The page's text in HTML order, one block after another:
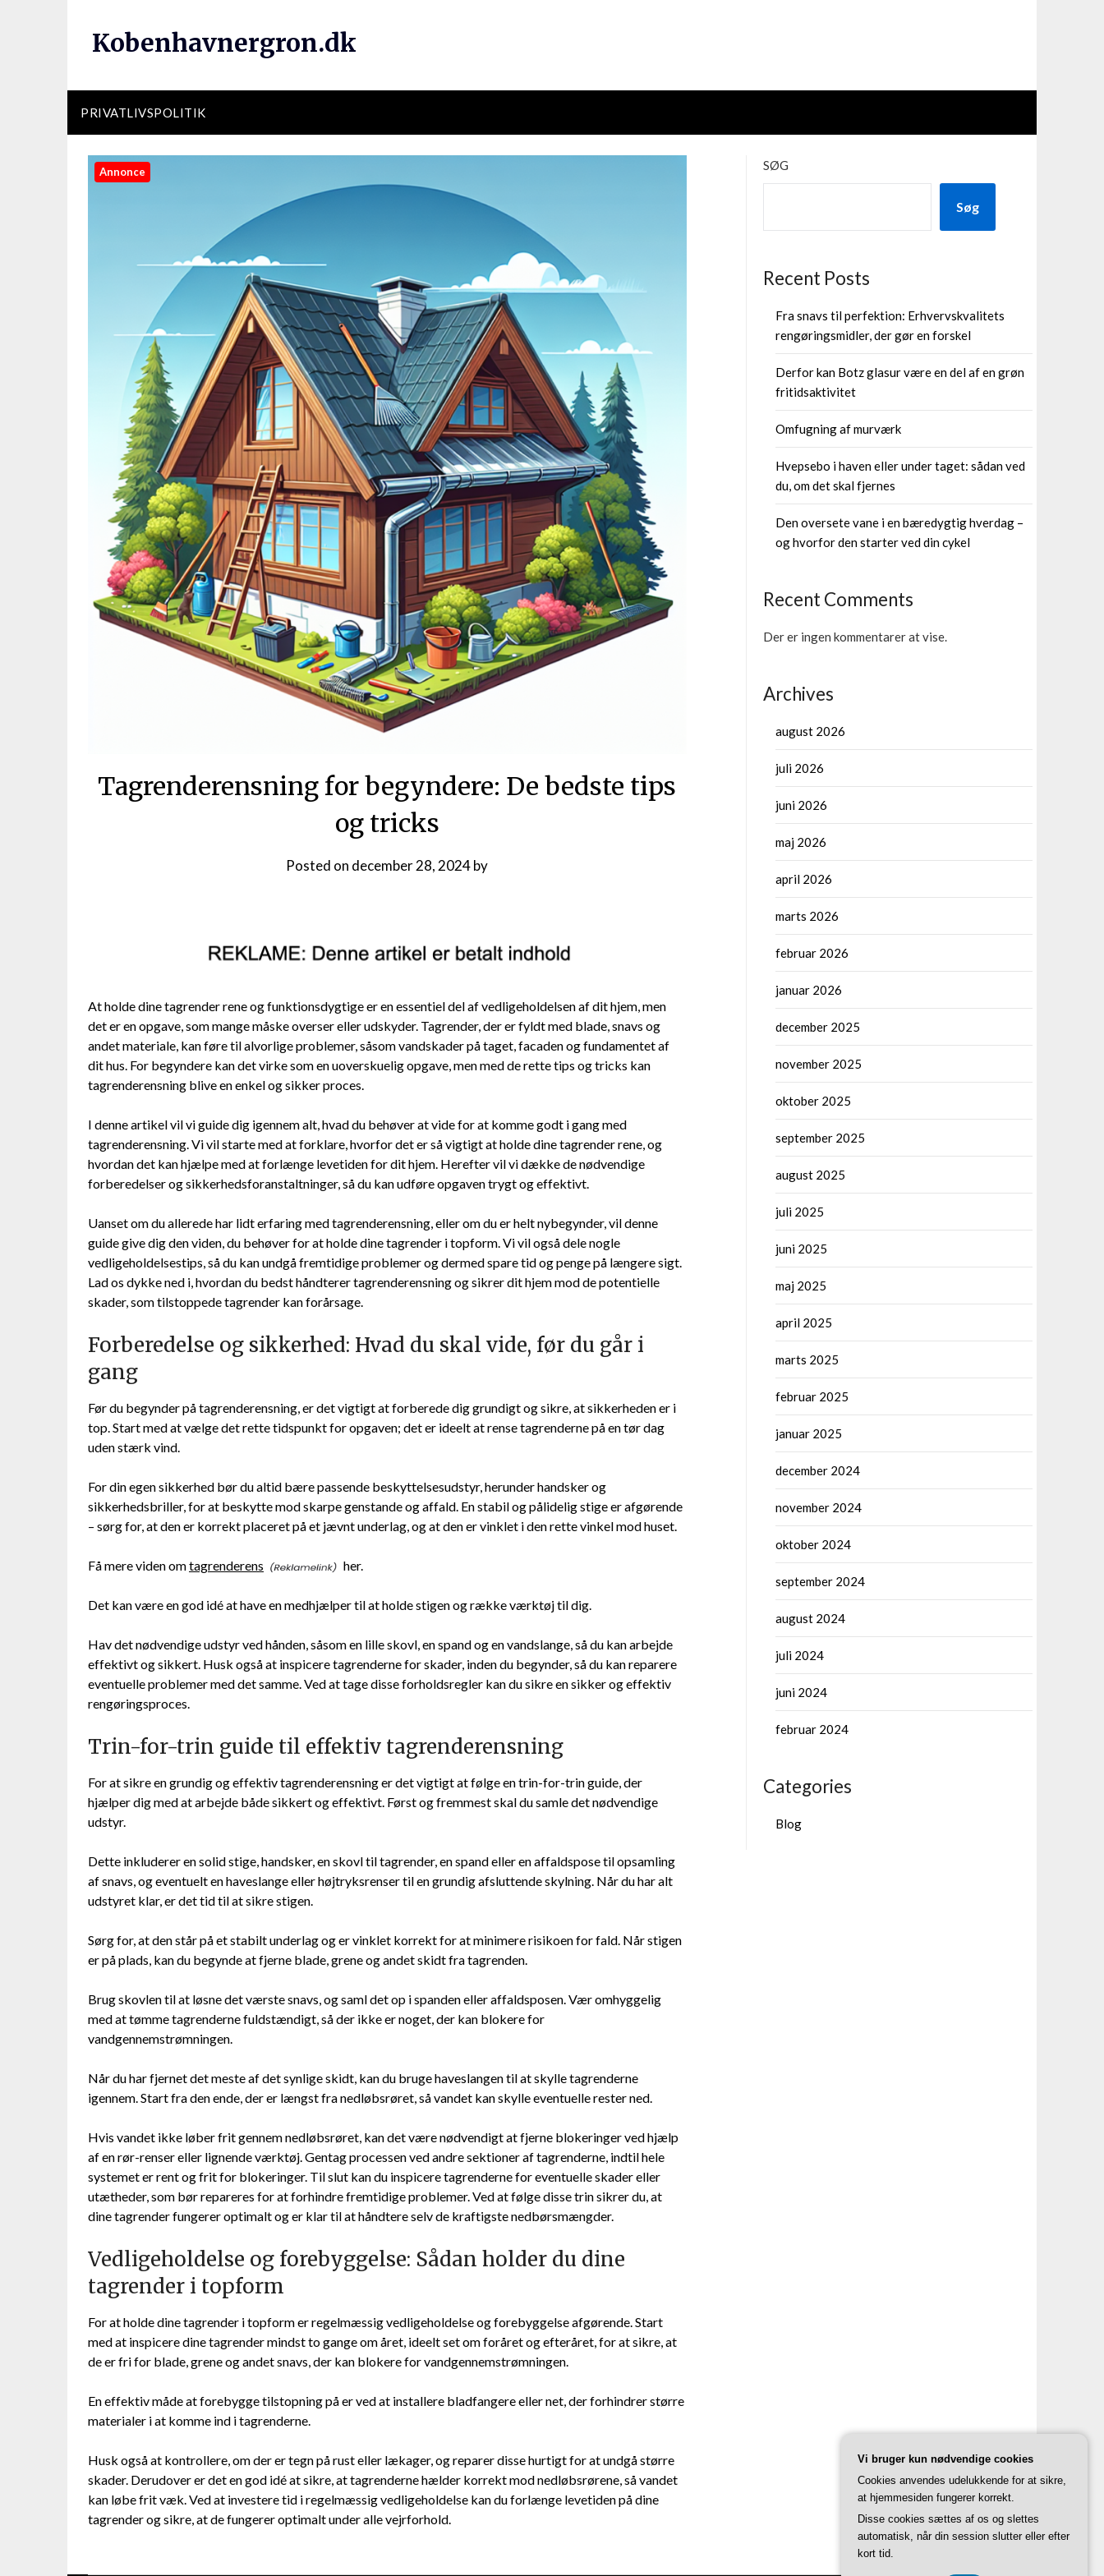
Kobenhavnergron.dk
PRIVATLIVSPOLITIK
Annonce
Tagrenderensning for begyndere: De bedste tips
og tricks
Posted on december 28, 2024by
At holde dine tagrender rene og funktionsdygtige er en essentiel del af vedligeholdelsen af dit hjem, men
det er en opgave, som mange måske overser eller udskyder. Tagrender, der er fyldt med blade, snavs og
andet materiale, kan føre til alvorlige problemer, såsom vandskader på taget, facaden og fundamentet af
dit hus. For begyndere kan det virke som en uoverskuelig opgave, men med de rette tips og tricks kan
tagrenderensning blive en enkel og sikker proces.
I denne artikel vil vi guide dig igennem alt, hvad du behøver at vide for at komme godt i gang med
tagrenderensning. Vi vil starte med at forklare, hvorfor det er så vigtigt at holde dine tagrender rene, og
hvordan det kan hjælpe med at forlænge levetiden for dit hjem. Herefter vil vi dække de nødvendige
forberedelser og sikkerhedsforanstaltninger, så du kan udføre opgaven trygt og effektivt.
Uanset om du allerede har lidt erfaring med tagrenderensning, eller om du er helt nybegynder, vil denne
guide give dig den viden, du behøver for at holde dine tagrender i topform. Vi vil også dele nogle
vedligeholdelsestips, så du kan undgå fremtidige problemer og dermed spare tid og penge på længere sigt.
Lad os dykke ned i, hvordan du bedst håndterer tagrenderensning og sikrer dit hjem mod de potentielle
skader, som tilstoppede tagrender kan forårsage.
Forberedelse og sikkerhed: Hvad du skal vide, før du går i
gang
Før du begynder på tagrenderensning, er det vigtigt at forberede dig grundigt og sikre, at sikkerheden er i
top. Start med at vælge det rette tidspunkt for opgaven; det er ideelt at rense tagrenderne på en tør dag
uden stærk vind.
For din egen sikkerhed bør du altid bære passende beskyttelsesudstyr, herunder handsker og
sikkerhedsbriller, for at beskytte mod skarpe genstande og affald. En stabil og pålidelig stige er afgørende
– sørg for, at den er korrekt placeret på et jævnt underlag, og at den er vinklet i den rette vinkel mod huset.
Få mere viden omtagrenderens her.
Det kan være en god idé at have en medhjælper til at holde stigen og række værktøj til dig.
Hav det nødvendige udstyr ved hånden, såsom en lille skovl, en spand og en vandslange, så du kan arbejde
effektivt og sikkert. Husk også at inspicere tagrenderne for skader, inden du begynder, så du kan reparere
eventuelle problemer med det samme. Ved at tage disse forholdsregler kan du sikre en sikker og effektiv
rengøringsproces.
Trin-for-trin guide til effektiv tagrenderensning
For at sikre en grundig og effektiv tagrenderensning er det vigtigt at følge en trin-for-trin guide, der
hjælper dig med at arbejde både sikkert og effektivt. Først og fremmest skal du samle det nødvendige
udstyr.
Dette inkluderer en solid stige, handsker, en skovl til tagrender, en spand eller en affaldspose til opsamling
af snavs, og eventuelt en haveslange eller højtryksrenser til en grundig afsluttende skylning. Når du har alt
udstyret klar, er det tid til at sikre stigen.
Sørg for, at den står på et stabilt underlag og er vinklet korrekt for at minimere risikoen for fald. Når stigen
er på plads, kan du begynde at fjerne blade, grene og andet skidt fra tagrenden.
Brug skovlen til at løsne det værste snavs, og saml det op i spanden eller affaldsposen. Vær omhyggelig
med at tømme tagrenderne fuldstændigt, så der ikke er noget, der kan blokere for
vandgennemstrømningen.
Når du har fjernet det meste af det synlige skidt, kan du bruge haveslangen til at skylle tagrenderne
igennem. Start fra den ende, der er længst fra nedløbsrøret, så vandet kan skylle eventuelle rester ned.
Hvis vandet ikke løber frit gennem nedløbsrøret, kan det være nødvendigt at fjerne blokeringer ved hjælp
af en rør-renser eller lignende værktøj. Gentag processen ved andre sektioner af tagrenderne, indtil hele
systemet er rent og frit for blokeringer. Til slut kan du inspicere tagrenderne for eventuelle skader eller
utætheder, som bør repareres for at forhindre fremtidige problemer. Ved at følge disse trin sikrer du, at
dine tagrender fungerer optimalt og er klar til at håndtere selv de kraftigste nedbørsmængder.
Vedligeholdelse og forebyggelse: Sådan holder du dine
tagrender i topform
For at holde dine tagrender i topform er regelmæssig vedligeholdelse og forebyggelse afgørende. Start
med at inspicere dine tagrender mindst to gange om året, ideelt set om foråret og efteråret, for at sikre, at
de er fri for blade, grene og andet snavs, der kan blokere for vandgennemstrømningen.
En effektiv måde at forebygge tilstopning på er ved at installere bladfangere eller net, der forhindrer større
materialer i at komme ind i tagrenderne.
Husk også at kontrollere, om der er tegn på rust eller lækager, og reparer disse hurtigt for at undgå større
skader. Derudover er det en god idé at sikre, at tagrenderne hælder korrekt mod nedløbsrørene, så vandet
kan løbe frit væk. Ved at investere tid i regelmæssig vedligeholdelse kan du forlænge levetiden på dine
tagrender og sikre, at de fungerer optimalt under alle vejrforhold.
SØG
Søg
Recent Posts
Fra snavs til perfektion: Erhvervskvalitets
rengøringsmidler, der gør en forskel
Derfor kan Botz glasur være en del af en grøn
fritidsaktivitet
Omfugning af murværk
Hvepsebo i haven eller under taget: sådan ved
du, om det skal fjernes
Den oversete vane i en bæredygtig hverdag –
og hvorfor den starter ved din cykel
Recent Comments
Der er ingen kommentarer at vise.
Archives
august 2026
juli 2026
juni 2026
maj 2026
april 2026
marts 2026
februar 2026
januar 2026
december 2025
november 2025
oktober 2025
september 2025
august 2025
juli 2025
juni 2025
maj 2025
april 2025
marts 2025
februar 2025
januar 2025
december 2024
november 2024
oktober 2024
september 2024
august 2024
juli 2024
juni 2024
februar 2024
Categories
Blog
Vi bruger kun nødvendige cookies
Cookies anvendes udelukkende for at sikre,
at hjemmesiden fungerer korrekt.
Disse cookies sættes af os og slettes
automatisk, når din session slutter eller efter
kort tid.